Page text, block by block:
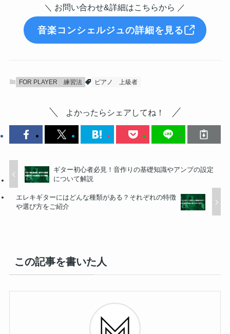
＼ お問い合わせ&詳細はこちらから ／
音楽コンシェルジュの詳細を見る
FOR PLAYER 練習法 ピアノ 上級者
よかったらシェアしてね！
ギター初心者必見！音作りの基礎知識やアンプの設定
について解説
エレキギターにはどんな種類がある？それぞれの特徴
や選び方をご紹介
この記事を書いた人